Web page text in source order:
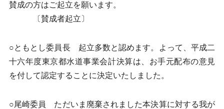
賛成の方はご起立を願います。
〔賛成者起立〕
○ともとし委員長 起立多数と認めます。よって、平成二
十六年度東京都水道事業会計決算は、お手元配布の意見
を付して認定することに決定いたしました。
○尾崎委員 ただいま廃棄されました本決算に対する我が